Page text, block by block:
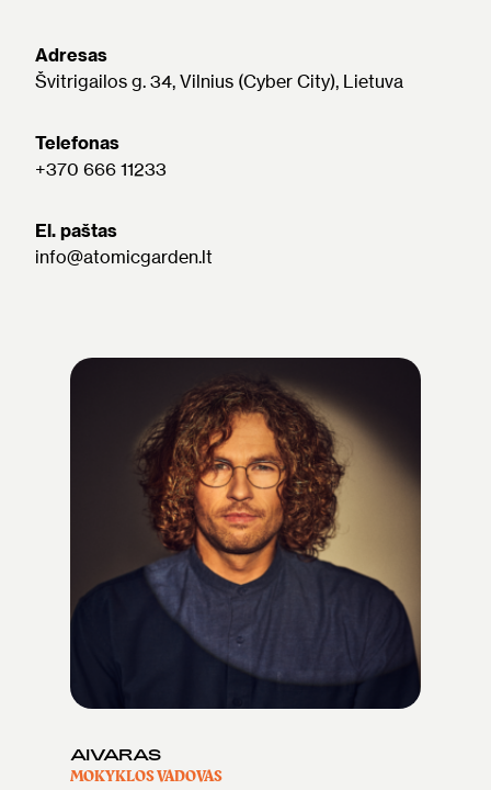
Adresas
Švitrigailos g. 34, Vilnius (Cyber City), Lietuva
Telefonas
+370 666 11233
El. paštas
info@atomicgarden.lt
AIVARAS
MOKYKLOS VADOVAS